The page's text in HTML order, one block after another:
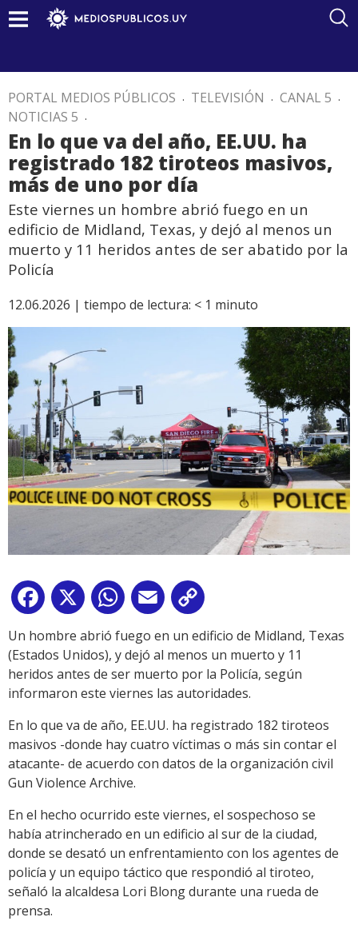
PORTAL MEDIOS PÚBLICOS . TELEVISIÓN . CANAL 5 .
NOTICIAS 5 .
En lo que va del año, EE.UU. ha
registrado 182 tiroteos masivos,
más de uno por día
Este viernes un hombre abrió fuego en un
edificio de Midland, Texas, y dejó al menos un
muerto y 11 heridos antes de ser abatido por la
Policía
12.06.2026 | tiempo de lectura: < 1 minuto
Facebook
X WhatsApp
Email
Link
Un hombre abrió fuego en un edificio de Midland, Texas
(Estados Unidos), y dejó al menos un muerto y 11
heridos antes de ser muerto por la Policía, según
informaron este viernes las autoridades.
En lo que va de año, EE.UU. ha registrado 182 tiroteos
masivos -donde hay cuatro víctimas o más sin contar el
atacante- de acuerdo con datos de la organización civil
Gun Violence Archive.
En el hecho ocurrido este viernes, el sospechoso se
había atrincherado en un edificio al sur de la ciudad,
donde se desató un enfrentamiento con los agentes de
policía y un equipo táctico que respondió al tiroteo,
señaló la alcaldesa Lori Blong durante una rueda de
prensa.